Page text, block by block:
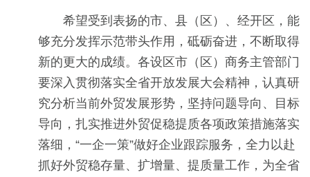
希望受到表扬的市、县（区）、经开区，能
够充分发挥示范带头作用，砥砺奋进，不断取得
新的更大的成绩。各设区市（区）商务主管部门
要深入贯彻落实全省开放发展大会精神，认真研
究分析当前外贸发展形势，坚持问题导向、目标
导向，扎实推进外贸促稳提质各项政策措施落实
落细，“一企一策”做好企业跟踪服务，全力以赴
抓好外贸稳存量、扩增量、提质量工作，为全省